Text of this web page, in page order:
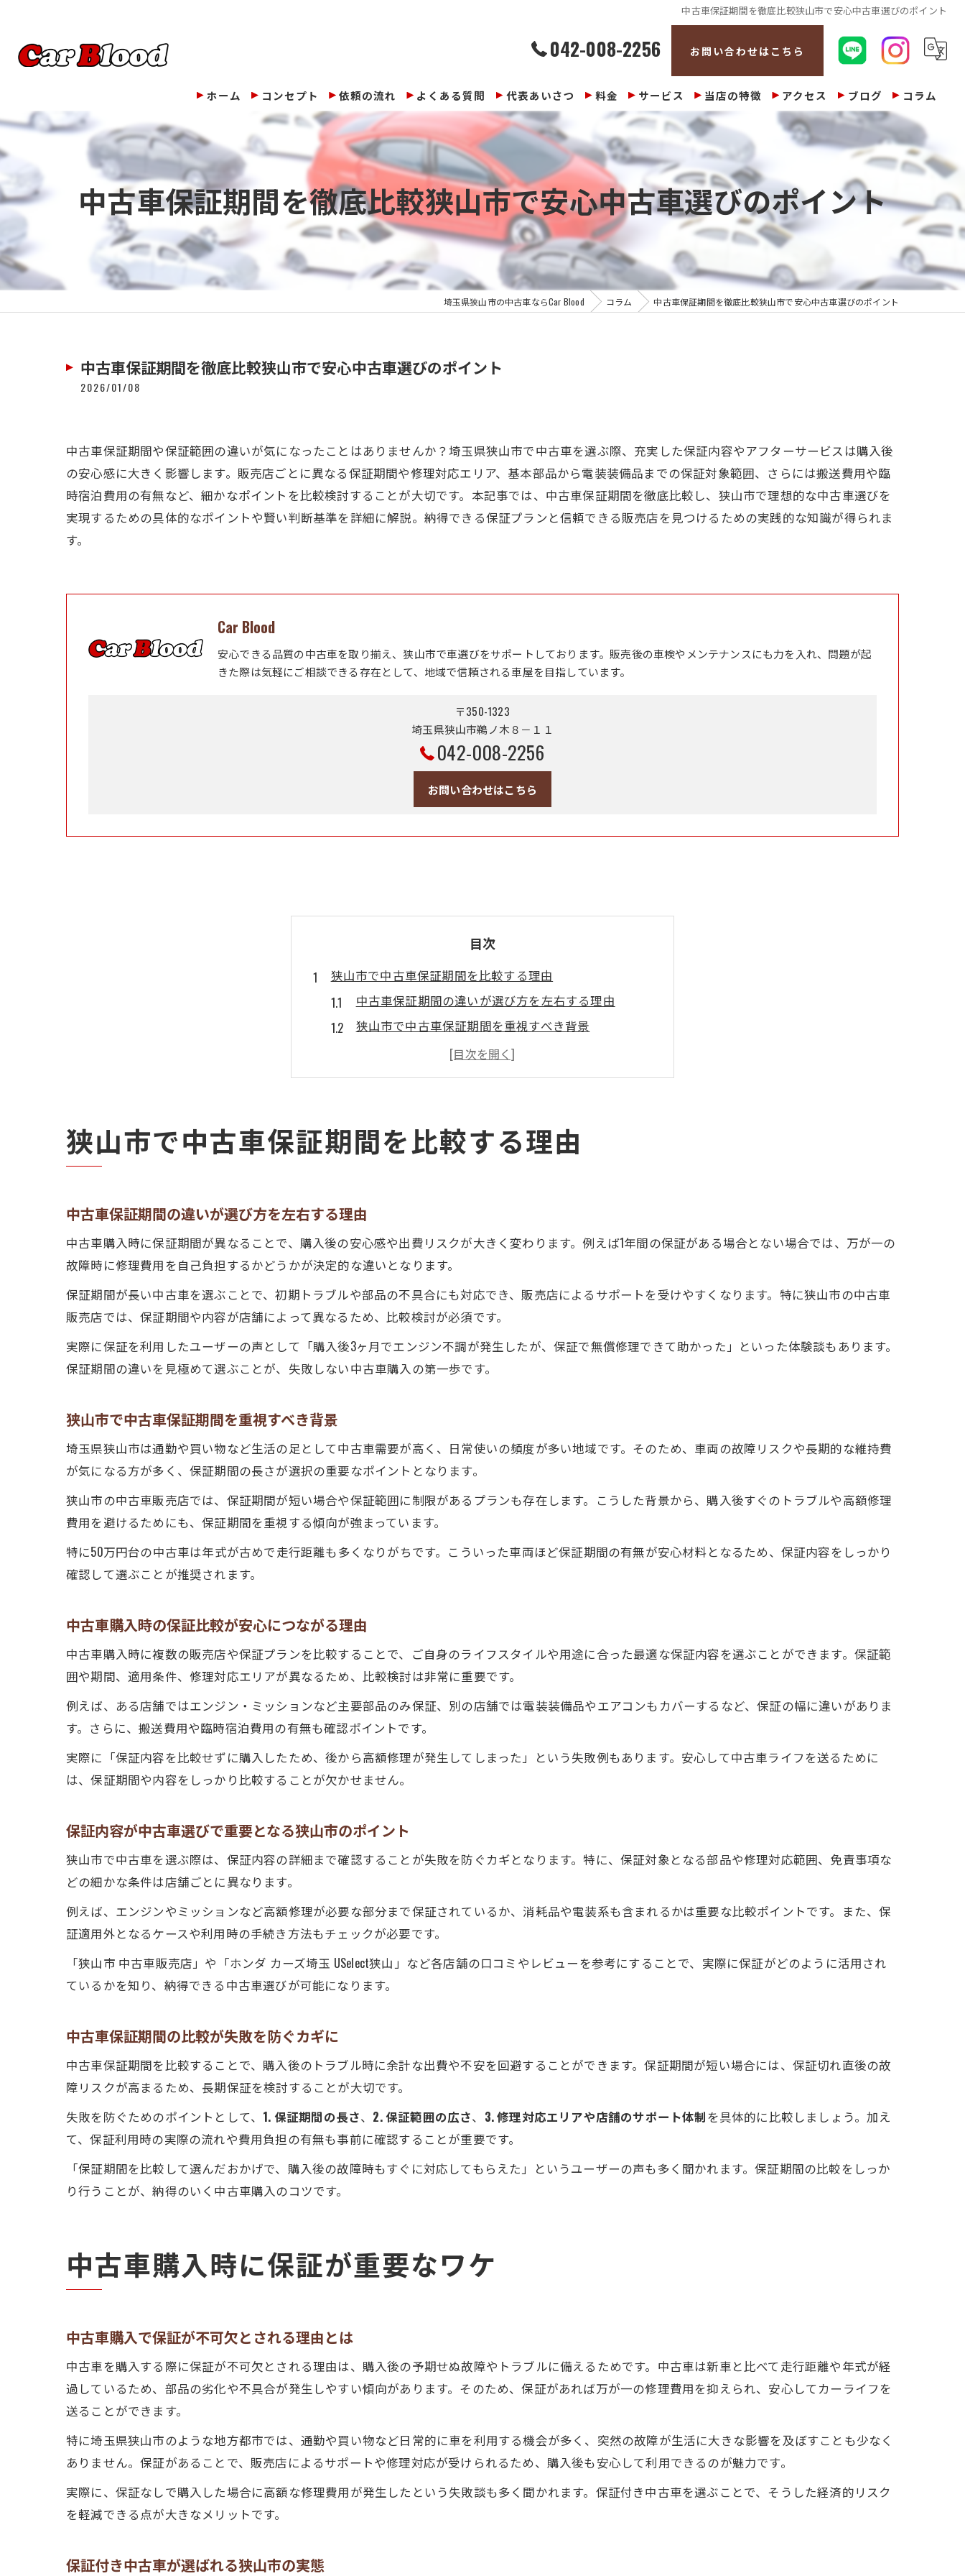
中古車保証期間を徹底比較狭山市で安心中古車選びのポイント
042-008-2256 お問い合わせはこちら
ホーム コンセプト 依頼の流れ よくある質問 代表あいさつ 料金 サービス 当店の特徴
整備
修理
車検
買取
アクセス ブログ コラム
中古車保証期間を徹底比較狭山市で安心中古車選びのポイント
埼玉県狭山市の中古車ならCar Blood コラム 中古車保証期間を徹底比較狭山市で安心中古車選びのポイント
中古車保証期間を徹底比較狭山市で安心中古車選びのポイント
2026/01/08
中古車保証期間や保証範囲の違いが気になったことはありませんか？埼玉県狭山市で中古車を選ぶ際、充実した保証内容やアフターサービスは購入後
の安心感に大きく影響します。販売店ごとに異なる保証期間や修理対応エリア、基本部品から電装装備品までの保証対象範囲、さらには搬送費用や臨
時宿泊費用の有無など、細かなポイントを比較検討することが大切です。本記事では、中古車保証期間を徹底比較し、狭山市で理想的な中古車選びを
実現するための具体的なポイントや賢い判断基準を詳細に解説。納得できる保証プランと信頼できる販売店を見つけるための実践的な知識が得られま
す。
Car Blood
安心できる品質の中古車を取り揃え、狭山市で車選びをサポートしております。販売後の車検やメンテナンスにも力を入れ、問題が起
きた際は気軽にご相談できる存在として、地域で信頼される車屋を目指しています。
〒350-1323
埼玉県狭山市鵜ノ木８－１１
042-008-2256
お問い合わせはこちら
目次
狭山市で中古車保証期間を比較する理由
中古車保証期間の違いが選び方を左右する理由
狭山市で中古車保証期間を重視すべき背景
中古車購入時の保証比較が安心につながる理由
保証内容が中古車選びで重要となる狭山市のポイント
中古車購入時に保証が重要なワケ
中古車購入で保証が不可欠とされる理由とは
中古車保証期間に注目すべき購入後のリスク
狭山市で保証が重視される中古車購入の流れ
納得の保証期間が選び方を左右する
中古車保証期間の長短が選択基準になる理由
納得できる中古車保証期間の見極め方
中古車保証内容が選び方を変えるポイント
保証期間の違いが中古車の価値を左右する要素
走行距離で変わる中古車保証の実際
中古車保証は走行距離制限に要注意
走行距離と中古車保証期間の関係性を解説
中古車保証期間における走行距離の確認ポイント
走行距離無制限保証のメリットとデメリット
中古車選びで走行距離制限保証を比較する重要性
中古車購入時は保証対象部位をしっかり確認
中古車保証期間と保証範囲の関係性に注目
エンジンや電装装備品も保証対象か確認しよう
中古車の保証範囲が選び方で重要な理由
保証期間の違いで得られるメリットとは
中古車保証期間の違いがもたらす主なメリット
長期保証付き中古車の安心ポイントを徹底解説
保証期間延長で得られる追加サポートとは
中古車選びで保証期間の長さが重要な訳
狭山市で中古車保証期間を比較する理由
中古車保証期間の違いが選び方を左右する理由
中古車購入時に保証期間が異なることで、購入後の安心感や出費リスクが大きく変わります。例えば1年間の保証がある場合とない場合では、万が一の
故障時に修理費用を自己負担するかどうかが決定的な違いとなります。
保証期間が長い中古車を選ぶことで、初期トラブルや部品の不具合にも対応でき、販売店によるサポートを受けやすくなります。特に狭山市の中古車
販売店では、保証期間や内容が店舗によって異なるため、比較検討が必須です。
実際に保証を利用したユーザーの声として「購入後3ヶ月でエンジン不調が発生したが、保証で無償修理できて助かった」といった体験談もあります。
保証期間の違いを見極めて選ぶことが、失敗しない中古車購入の第一歩です。
狭山市で中古車保証期間を重視すべき背景
埼玉県狭山市は通勤や買い物など生活の足として中古車需要が高く、日常使いの頻度が多い地域です。そのため、車両の故障リスクや長期的な維持費
が気になる方が多く、保証期間の長さが選択の重要なポイントとなります。
狭山市の中古車販売店では、保証期間が短い場合や保証範囲に制限があるプランも存在します。こうした背景から、購入後すぐのトラブルや高額修理
費用を避けるためにも、保証期間を重視する傾向が強まっています。
特に50万円台の中古車は年式が古めで走行距離も多くなりがちです。こういった車両ほど保証期間の有無が安心材料となるため、保証内容をしっかり
確認して選ぶことが推奨されます。
中古車購入時の保証比較が安心につながる理由
中古車購入時に複数の販売店や保証プランを比較することで、ご自身のライフスタイルや用途に合った最適な保証内容を選ぶことができます。保証範
囲や期間、適用条件、修理対応エリアが異なるため、比較検討は非常に重要です。
例えば、ある店舗ではエンジン・ミッションなど主要部品のみ保証、別の店舗では電装装備品やエアコンもカバーするなど、保証の幅に違いがありま
す。さらに、搬送費用や臨時宿泊費用の有無も確認ポイントです。
実際に「保証内容を比較せずに購入したため、後から高額修理が発生してしまった」という失敗例もあります。安心して中古車ライフを送るために
は、保証期間や内容をしっかり比較することが欠かせません。
保証内容が中古車選びで重要となる狭山市のポイント
狭山市で中古車を選ぶ際は、保証内容の詳細まで確認することが失敗を防ぐカギとなります。特に、保証対象となる部品や修理対応範囲、免責事項な
どの細かな条件は店舗ごとに異なります。
例えば、エンジンやミッションなど高額修理が必要な部分まで保証されているか、消耗品や電装系も含まれるかは重要な比較ポイントです。また、保
証適用外となるケースや利用時の手続き方法もチェックが必要です。
「狭山市 中古車販売店」や「ホンダ カーズ埼玉 USelect狭山」など各店舗の口コミやレビューを参考にすることで、実際に保証がどのように活用され
ているかを知り、納得できる中古車選びが可能になります。
中古車保証期間の比較が失敗を防ぐカギに
中古車保証期間を比較することで、購入後のトラブル時に余計な出費や不安を回避することができます。保証期間が短い場合には、保証切れ直後の故
障リスクが高まるため、長期保証を検討することが大切です。
失敗を防ぐためのポイントとして、 1. 保証期間の長さ、 2. 保証範囲の広さ、 3. 修理対応エリアや店舗のサポート体制を具体的に比較しましょう。加え
て、保証利用時の実際の流れや費用負担の有無も事前に確認することが重要です。
「保証期間を比較して選んだおかげで、購入後の故障時もすぐに対応してもらえた」というユーザーの声も多く聞かれます。保証期間の比較をしっか
り行うことが、納得のいく中古車購入のコツです。
中古車購入時に保証が重要なワケ
中古車購入で保証が不可欠とされる理由とは
中古車を購入する際に保証が不可欠とされる理由は、購入後の予期せぬ故障やトラブルに備えるためです。中古車は新車と比べて走行距離や年式が経
過しているため、部品の劣化や不具合が発生しやすい傾向があります。そのため、保証があれば万が一の修理費用を抑えられ、安心してカーライフを
送ることができます。
特に埼玉県狭山市のような地方都市では、通勤や買い物など日常的に車を利用する機会が多く、突然の故障が生活に大きな影響を及ぼすことも少なく
ありません。保証があることで、販売店によるサポートや修理対応が受けられるため、購入後も安心して利用できるのが魅力です。
実際に、保証なしで購入した場合に高額な修理費用が発生したという失敗談も多く聞かれます。保証付き中古車を選ぶことで、そうした経済的リスク
を軽減できる点が大きなメリットです。
保証付き中古車が選ばれる狭山市の実態